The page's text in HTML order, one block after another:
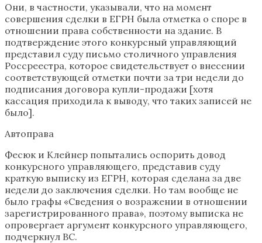
Они, в частности, указывали, что на момент
совершения сделки в ЕГРН была отметка о споре в
отношении права собственности на здание. В
подтверждение этого конкурсный управляющий
представил суду письмо столичного управления
Россреестра, которое свидетельствует о внесении
соответствующей отметки почти за три недели до
подписания договора купли-продажи [хотя
кассация приходила к выводу, что таких записей не
было].
Автоправа
Фесюк и Клейнер попытались оспорить довод
конкурсного управляющего, представив суду
краткую выписку из ЕГРН, которая сделана за две
недели до заключения сделки. Но там вообще не
было графы «Сведения о возражении в отношении
зарегистрированного права», поэтому выписка не
опровергает аргумент конкурсного управляющего,
подчеркнул ВС.